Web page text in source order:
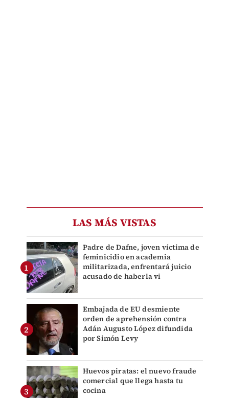
LAS MÁS VISTAS
Padre de Dafne, joven víctima de
feminicidio en academia
militarizada, enfrentará juicio
acusado de haberla vi
Embajada de EU desmiente
orden de aprehensión contra
Adán Augusto López difundida
por Simón Levy
Huevos piratas: el nuevo fraude
comercial que llega hasta tu
cocina